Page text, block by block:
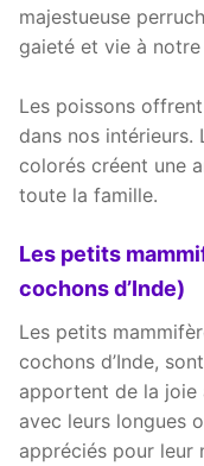
majestueuse
gaieté et vie à
Les poissons
dans nos intérieurs.
colorés créent une
toute la famille.
Les petits
cochons d’Inde)
Les petits
cochons d’Inde,
apportent de la joie
avec leurs longues
appréciés pour leur